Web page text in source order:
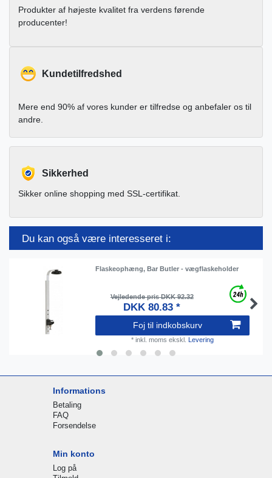
Produkter af højeste kvalitet fra verdens førende
producenter!
Kundetilfredshed
Mere end 90% af vores kunder er tilfredse og anbefaler os til
andre.
Sikkerhed
Sikker online shopping med SSL-certifikat.
Du kan også være interesseret i:
Flaskeophæng, Bar Butler - vægflaskeholder
Vejledende pris DKK 92.32
DKK 80.83 *
Foj til indkobskurv
* inkl. moms ekskl. Levering
Informations
Betaling
FAQ
Forsendelse
Min konto
Log på